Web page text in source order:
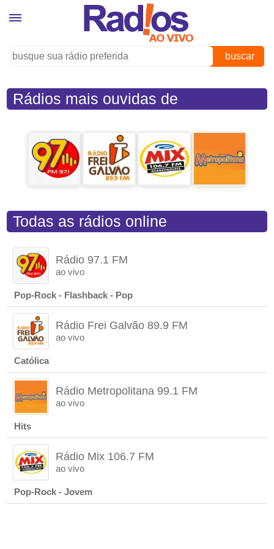
buscar
Rádios mais ouvidas de
Todas as rádios online
Rádio 97.1 FM
ao vivo
Pop-Rock - Flashback - Pop
Rádio Frei Galvão 89.9 FM
ao vivo
Católica
Rádio Metropolitana 99.1 FM
ao vivo
Hits
Rádio Mix 106.7 FM
ao vivo
Pop-Rock - Jovem